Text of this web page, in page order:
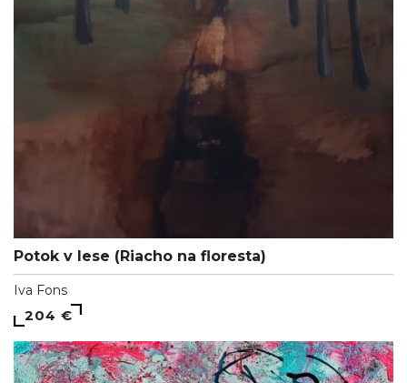
Potok v lese (Riacho na floresta)
Iva Fons
204 €